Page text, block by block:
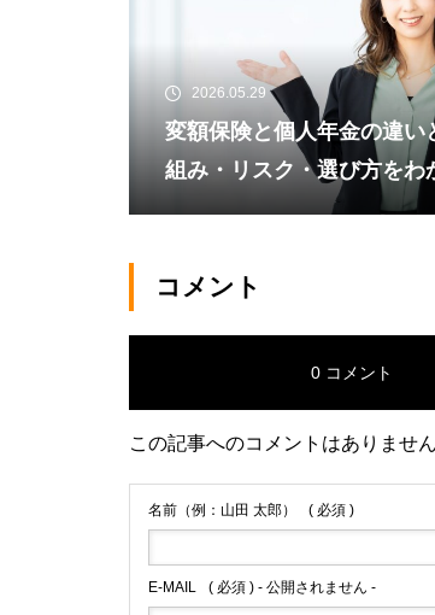
2026.05.29
変額保険と個人年金の違い
組み・リスク・選び方をわ
く解説
コメント
0 コメント
この記事へのコメントはありません
名前（例：山田 太郎） ( 必須 )
E-MAIL ( 必須 ) - 公開されません -